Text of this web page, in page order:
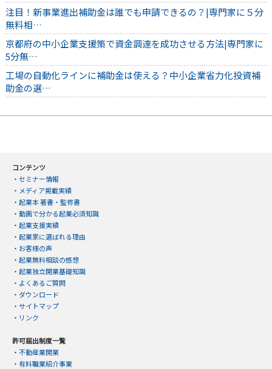
注目！新事業進出補助金は誰でも申請できるの？|専門家に５分
無料相…
京都府の中小企業支援策で資金調達を成功させる方法|専門家に
5分無…
工場の自動化ラインに補助金は使える？中小企業省力化投資補
助金の選…
コンテンツ
・ セミナー情報
・ メディア掲載実績
・ 起業本 著書・監修書
・ 動画で分かる起業必須知識
・ 起業支援実績
・ 起業家に選ばれる理由
・ お客様の声
・ 起業無料相談の感想
・ 起業独立開業基礎知識
・ よくあるご質問
・ ダウンロード
・ サイトマップ
・ リンク
許可届出制度一覧
・ 不動産業開業
・ 有料職業紹介事業